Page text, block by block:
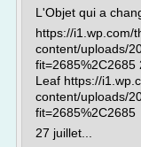
L'Objet qui a
https://i1.wp.com/
content/uploads/
fit=2685%2C2685
Leaf https://
content/uploads/
fit=2685%2C2685
27 juillet...